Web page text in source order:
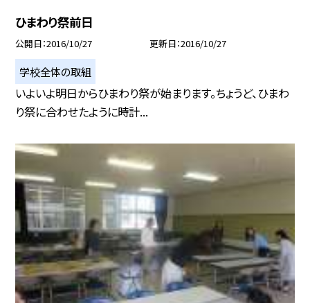
ひまわり祭前日
公開日 2016/10/27 更新日 2016/10/27
学校全体の取組
いよいよ明日からひまわり祭が始まります。ちょうど、ひまわ
り祭に合わせたように時計...